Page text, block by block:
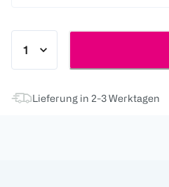
Lieferung in 2-3 Werktagen